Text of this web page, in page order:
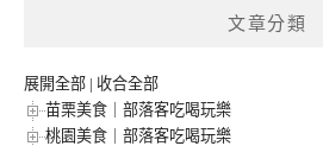
文章分類
展開全部 | 收合全部
苗栗美食｜部落客吃喝玩樂
桃園美食｜部落客吃喝玩樂